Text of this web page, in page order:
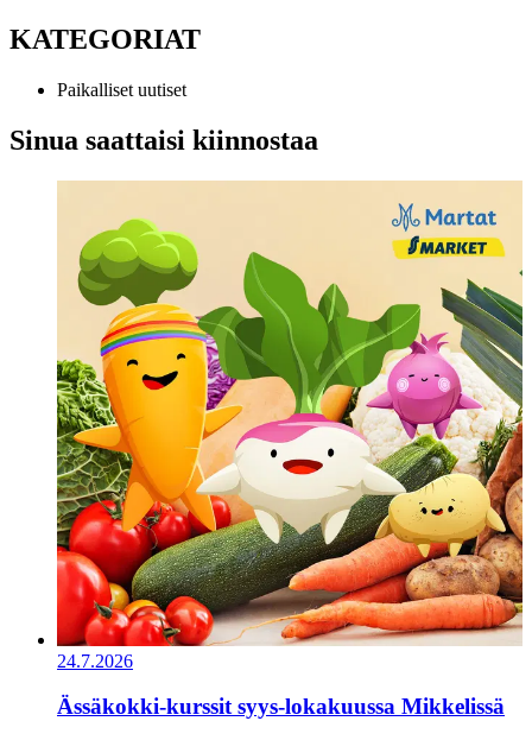
KATEGORIAT
Paikalliset uutiset
Sinua saattaisi kiinnostaa
24.7.2026
Ässäkokki-kurssit syys-lokakuussa Mikkelissä